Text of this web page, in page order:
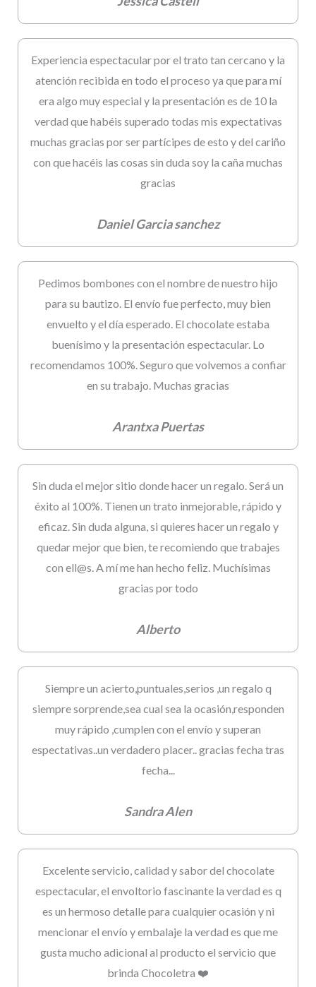
Experiencia espectacular por el trato tan cercano y la
atención recibida en todo el proceso ya que para mí
era algo muy especial y la presentación es de 10 la
verdad que habéis superado todas mis expectativas
muchas gracias por ser partícipes de esto y del cariño
con que hacéis las cosas sin duda soy la caña muchas
gracias
Daniel Garcia sanchez
Pedimos bombones con el nombre de nuestro hijo
para su bautizo. El envío fue perfecto, muy bien
envuelto y el día esperado. El chocolate estaba
buenísimo y la presentación espectacular. Lo
recomendamos 100%. Seguro que volvemos a confiar
en su trabajo. Muchas gracias
Arantxa Puertas
Sin duda el mejor sitio donde hacer un regalo. Será un
éxito al 100%. Tienen un trato inmejorable, rápido y
eficaz. Sin duda alguna, si quieres hacer un regalo y
quedar mejor que bien, te recomiendo que trabajes
con ell@s. A mí me han hecho feliz. Muchísimas
gracias por todo
Alberto
Siempre un acierto,puntuales,serios ,un regalo q
siempre sorprende,sea cual sea la ocasión,responden
muy rápido ,cumplen con el envío y superan
espectativas..un verdadero placer.. gracias fecha tras
fecha...
Sandra Alen
Excelente servicio, calidad y sabor del chocolate
espectacular, el envoltorio fascinante la verdad es q
es un hermoso detalle para cualquier ocasión y ni
mencionar el envío y embalaje la verdad es que me
gusta mucho adicional al producto el servicio que
brinda Chocoletra ❤️